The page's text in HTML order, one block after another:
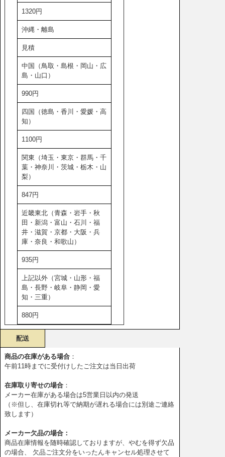
1320円
沖縄・離島
見積
中国（鳥取・島根・岡山・広
島・山口）
990円
四国（徳島・香川・愛媛・高
知）
1100円
関東（埼玉・東京・群馬・千
葉・神奈川・茨城・栃木・山
梨）
847円
近畿東北（青森・岩手・秋
田・新潟・富山・石川・福
井・滋賀・京都・大阪・兵
庫・奈良・和歌山）
935円
上記以外（宮城・山形・福
島・長野・岐阜・静岡・愛
知・三重）
880円
配送
商品の在庫がある場合 ：
午前11時までに受付けしたご注文は当日出荷
在庫取り寄せの場合 ：
メーカー在庫がある場合は5営業日以内の発送
（※但し、在庫切れ等で納期が遅れる場合には別途ご連絡
致します）
メーカー欠品の場合：
商品在庫情報を随時確認しておりますが、やむを得ず欠品
の場合、 欠品ご注文分をいったんキャンセル処理させて